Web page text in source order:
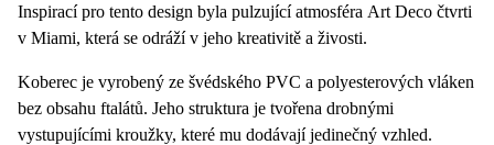
Inspirací pro tento design byla pulzující atmosféra Art Deco čtvrti
v Miami, která se odráží v jeho kreativitě a živosti.
Koberec je vyrobený ze švédského PVC a polyesterových vláken
bez obsahu ftalátů. Jeho struktura je tvořena drobnými
vystupujícími kroužky, které mu dodávají jedinečný vzhled.